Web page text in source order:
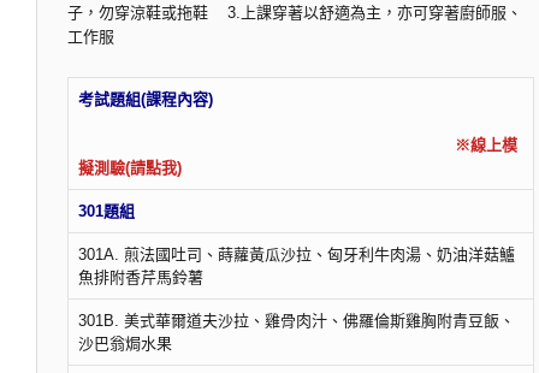
子，勿穿涼鞋或拖鞋 3.上課穿著以舒適為主，亦可穿著廚師服、
工作服
考試題組(課程內容)
※線上模
擬測驗(請點我)
301題組
301A. 煎法國吐司、蒔蘿黃瓜沙拉、匈牙利牛肉湯、奶油洋菇鱸
魚排附香芹馬鈴薯
301B. 美式華爾道夫沙拉、雞骨肉汁、佛羅倫斯雞胸附青豆飯、
沙巴翁焗水果